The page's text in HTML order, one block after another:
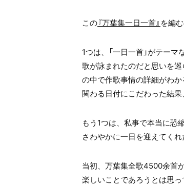
この『万葉集一日一首』 を編
1つは、「一日一首」がテー
歌が詠まれたのだと思いを
の中で作歌事情の詳細がわ
関わる日付にこだわった結
もう1つは、私事で本当に恐
さわやかに一日を迎えてく
当初、万葉集全歌4500余首
楽しいことであろうとは思